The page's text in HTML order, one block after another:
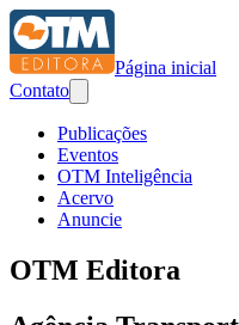
Página inicial
Contato
Publicações
Eventos
OTM Inteligência
Acervo
Anuncie
OTM Editora